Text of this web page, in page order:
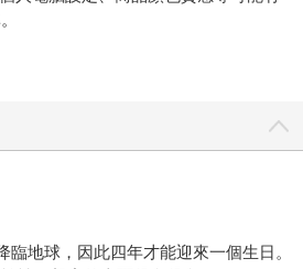
臨地球，因此四年才能迎來一個生日。